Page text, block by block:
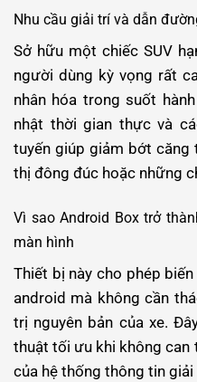
Nhu cầu giải trí và dẫn
Sở hữu một chiếc SUV
người dùng kỳ vọng rất
nhân hóa trong suốt
nhật thời gian thực và
tuyến giúp giảm bớt căng
thị đông đúc hoặc những
Vì sao Android Box trở
màn hình
Thiết bị này cho phép
android mà không cần
trị nguyên bản của xe.
thuật tối ưu khi không can
của hệ thống thông tin